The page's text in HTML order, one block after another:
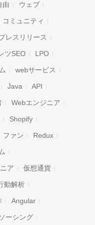
由 ウェブ
コミュニティ
レスリリース
ツSEO LPO
webサービス
Java API
Webエンジニア
Shopify
ファン Redux
ア 仮想通貨
動解析
Angular
ーシング